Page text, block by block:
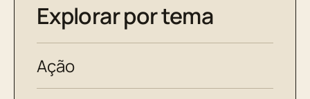
Explorar por tema
Ação